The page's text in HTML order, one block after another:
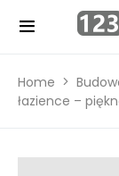
Home
łazience –